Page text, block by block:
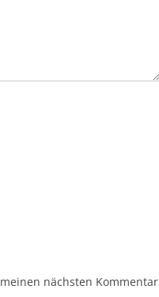
nächsten Kommentar